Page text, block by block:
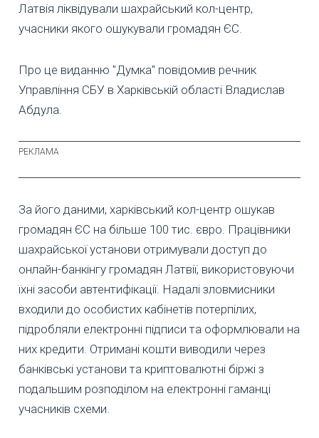
Латвія ліквідували шахрайський кол-центр,
учасники якого ошукували громадян ЄС.
Про це виданню "Думка" повідомив речник
Управління СБУ в Харківській області Владислав
Абдула.
За його даними, харківський кол-центр ошукав
громадян ЄС на більше 100 тис. євро. Працівники
шахрайської установи отримували доступ до
онлайн-банкінгу громадян Латвії, використовуючи
їхні засоби автентифікації. Надалі зловмисники
входили до особистих кабінетів потерпілих,
підробляли електронні підписи та оформлювали на
них кредити. Отримані кошти виводили через
банківські установи та криптовалютні біржі з
подальшим розподілом на електронні гаманці
учасників схеми.